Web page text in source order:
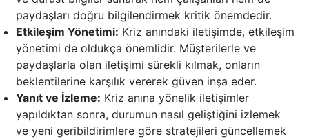
paydaşları doğru bilgilendirmek kritik önemdedir.
Etkileşim Yönetimi: Kriz anındaki iletişimde, etkileşim
yönetimi de oldukça önemlidir. Müşterilerle ve
paydaşlarla olan iletişimi sürekli kılmak, onların
beklentilerine karşılık vererek güven inşa eder.
Yanıt ve İzleme: Kriz anına yönelik iletişimler
yapıldıktan sonra, durumun nasıl geliştiğini izlemek
ve yeni geribildirimlere göre stratejileri güncellemek